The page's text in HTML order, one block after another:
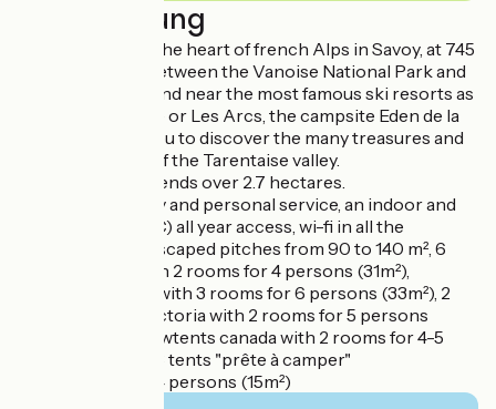
Beschreibung
Ideally located in the heart of french Alps in Savoy, at 745
meters altitude, between the Vanoise National Park and
the Beaufortain; and near the most famous ski resorts as
Tignes, Val d'Isère or Les Arcs, the campsite Eden de la
Vanoise invites you to discover the many treasures and
nature activities of the Tarentaise valley.
The campsite extends over 2.7 hectares.
We offer a friendly and personal service, an indoor and
heated pool (30°C) all year access, wi-fi in all the
campsite, 94 landscaped pitches from 90 to 140 m², 6
mobilehomes with 2 rooms for 4 persons (31m²),
8 mobile-homes with 3 rooms for 6 persons (33m²), 2
bungalowtents victoria with 2 rooms for 5 persons
(20m²), 4 bungalowtents canada with 2 rooms for 4-5
pers. (20m²) and 3 tents "prête à camper"
with 2 rooms for 4 persons (15m²)